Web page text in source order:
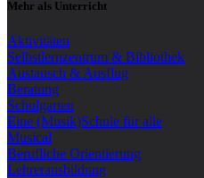
Mehr als Unterricht
Aktivitäten
Selbstlernzentrum & Bibliothek
Austausch & Ausflug
Beratung
Schulgarten
Eine (Musik)Schule für alle
Musical
Berufliche Orientierung
Lehrerausbildung